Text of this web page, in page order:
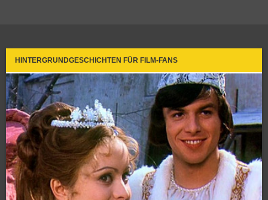
HINTERGRUNDGESCHICHTEN FÜR FILM-FANS